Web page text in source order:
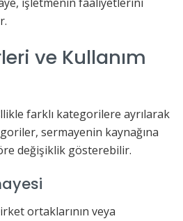
ve Kullanım
farklı kategorilere ayrılarak
sermayenin kaynağına
değişiklik gösterebilir.
ortaklarının veya